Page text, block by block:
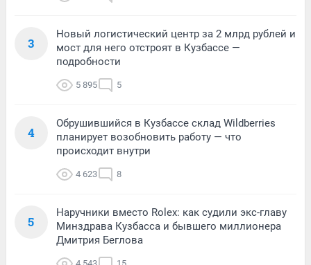
3
Новый логистический центр за 2 млрд рублей и
мост для него отстроят в Кузбассе —
подробности
5 895 5
4
Обрушившийся в Кузбассе склад Wildberries
планирует возобновить работу — что
происходит внутри
4 623 8
5
Наручники вместо Rolex: как судили экс-главу
Минздрава Кузбасса и бывшего миллионера
Дмитрия Беглова